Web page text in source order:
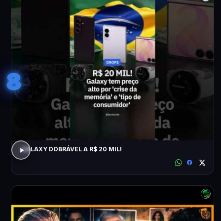
8
GALAXY DOBRÁVEL A R$ 20 MIL!